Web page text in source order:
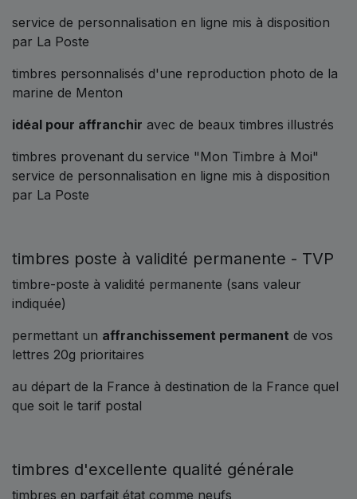
service de personnalisation en ligne mis à disposition
par La Poste
timbres personnalisés d'une reproduction photo de la
marine de Menton
idéal pour affranchir avec de beaux timbres illustrés
timbres provenant du service "Mon Timbre à Moi"
service de personnalisation en ligne mis à disposition
par La Poste
timbres poste à validité permanente - TVP
timbre-poste à validité permanente (sans valeur
indiquée)
permettant un affranchissement permanent de vos
lettres 20g prioritaires
au départ de la France à destination de la France quel
que soit le tarif postal
timbres d'excellente qualité générale
timbres en parfait état comme neufs